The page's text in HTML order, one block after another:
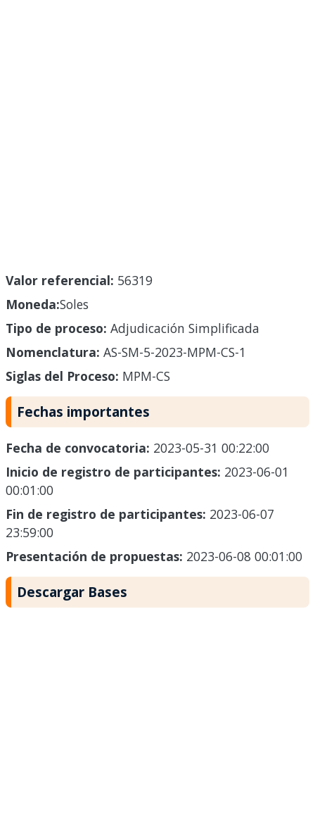
Valor referencial: 56319
Moneda:Soles
Tipo de proceso: Adjudicación Simplificada
Nomenclatura: AS-SM-5-2023-MPM-CS-1
Siglas del Proceso: MPM-CS
Fechas importantes
Fecha de convocatoria: 2023-05-31 00:22:00
Inicio de registro de participantes: 2023-06-01
00:01:00
Fin de registro de participantes: 2023-06-07
23:59:00
Presentación de propuestas: 2023-06-08 00:01:00
Descargar Bases